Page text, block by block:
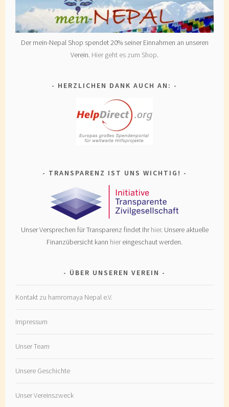
Der mein-Nepal Shop spendet 20% seiner Einnahmen an unseren
Verein. Hier geht es zum Shop.
HERZLICHEN DANK AUCH AN:
TRANSPARENZ IST UNS WICHTIG!
Unser Versprechen für Transparenz findet Ihrhier. Unsere aktuelle
Finanzübersicht kann hiereingeschaut werden.
ÜBER UNSEREN VEREIN
Kontakt zu hamromaya Nepal e.V.
Impressum
Unser Team
Unsere Geschichte
Unser Vereinszweck